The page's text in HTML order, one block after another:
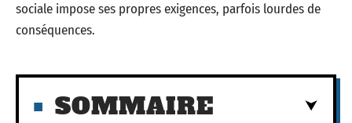
sociale impose ses propres exigences, parfois lourdes de
conséquences.
SOMMAIRE